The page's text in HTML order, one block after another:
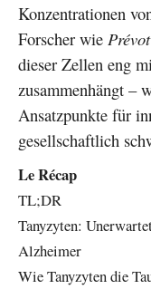
Konzentrationen
Forscher wie Prévot
dieser Zellen eng
zusammenhängt –
Ansatzpunkte für
gesellschaftlich
Le Récap
TL;DR
Tanyzyten:
Alzheimer
Wie Tanyzyten die